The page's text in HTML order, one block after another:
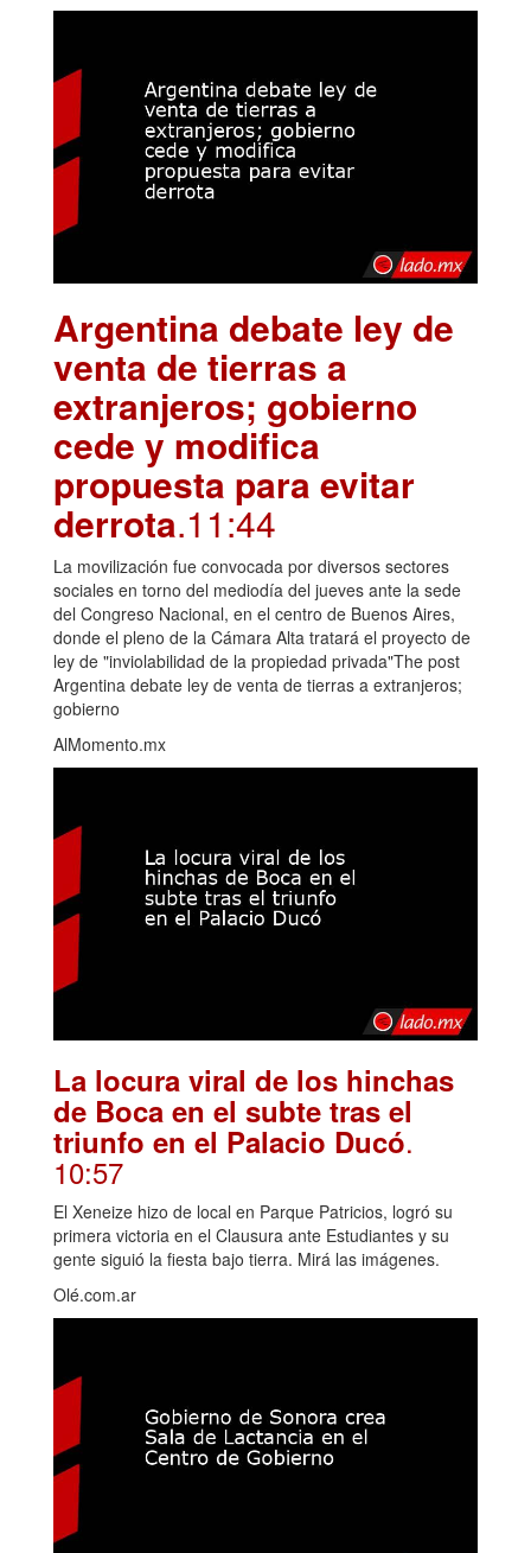
Argentina debate ley de
venta de tierras a
extranjeros; gobierno
cede y modifica
propuesta para evitar
derrota.11:44
La movilización fue convocada por diversos sectores
sociales en torno del mediodía del jueves ante la sede
del Congreso Nacional, en el centro de Buenos Aires,
donde el pleno de la Cámara Alta tratará el proyecto de
ley de "inviolabilidad de la propiedad privada"The post
Argentina debate ley de venta de tierras a extranjeros;
gobierno
AlMomento.mx
La locura viral de los hinchas
de Boca en el subte tras el
triunfo en el Palacio Ducó.
10:57
El Xeneize hizo de local en Parque Patricios, logró su
primera victoria en el Clausura ante Estudiantes y su
gente siguió la fiesta bajo tierra. Mirá las imágenes.
Olé.com.ar